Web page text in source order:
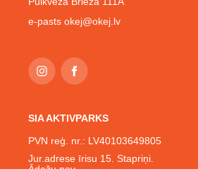
e-pasts okej@okej.lv
SIA AKTIVPARKS
PVN reģ. nr.: LV40103649805
Jur.adrese īrisu 15. Stapriņi.